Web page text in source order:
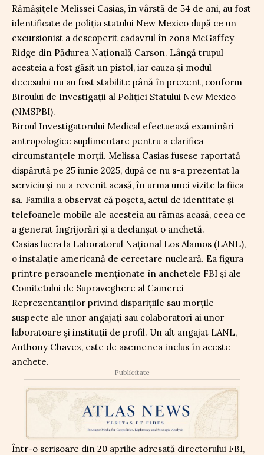
Rămășițele Melissei Casias, în vârstă de 54 de ani, au fost
identificate de poliția statului New Mexico după ce un
excursionist a descoperit cadavrul în zona McGaffey
Ridge din Pădurea Națională Carson. Lângă trupul
acesteia a fost găsit un pistol, iar cauza și modul
decesului nu au fost stabilite până în prezent, conform
Biroului de Investigații al Poliției Statului New Mexico
(NMSPBI).
Biroul Investigatorului Medical efectuează examinări
antropologice suplimentare pentru a clarifica
circumstanțele morții. Melissa Casias fusese raportată
dispărută pe 25 iunie 2025, după ce nu s-a prezentat la
serviciu și nu a revenit acasă, în urma unei vizite la fiica
sa. Familia a observat că poșeta, actul de identitate și
telefoanele mobile ale acesteia au rămas acasă, ceea ce
a generat îngrijorări și a declanșat o anchetă.
Casias lucra la Laboratorul Național Los Alamos (LANL),
o instalație americană de cercetare nucleară. Ea figura
printre persoanele menționate în anchetele FBI și ale
Comitetului de Supraveghere al Camerei
Reprezentanților privind disparițiile sau morțile
suspecte ale unor angajați sau colaboratori ai unor
laboratoare și instituții de profil. Un alt angajat LANL,
Anthony Chavez, este de asemenea inclus în aceste
anchete.
Publicitate
Într-o scrisoare din 20 aprilie adresată directorului FBI,